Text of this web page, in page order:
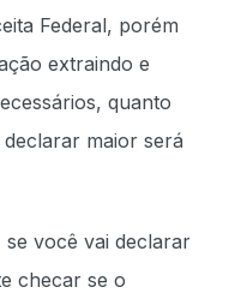
Federal, porém
extraindo e
quanto
declarar maior será
você vai declarar
checar se o